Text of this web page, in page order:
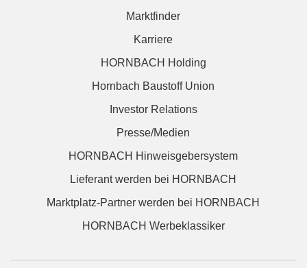
Marktfinder
Karriere
HORNBACH Holding
Hornbach Baustoff Union
Investor Relations
Presse/Medien
HORNBACH Hinweisgebersystem
Lieferant werden bei HORNBACH
Marktplatz-Partner werden bei HORNBACH
HORNBACH Werbeklassiker